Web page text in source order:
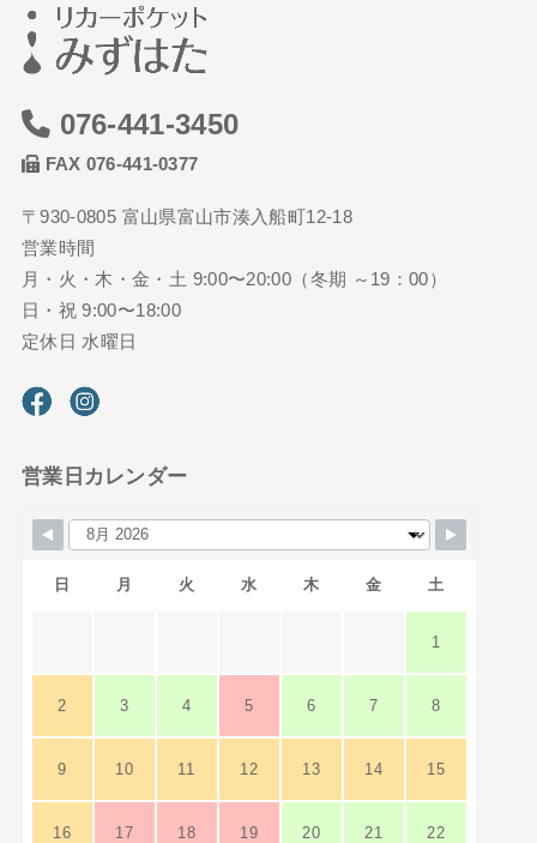
076-441-3450
FAX 076-441-0377
〒930-0805 富山県富山市湊入船町12-18
営業時間
月・火・木・金・土 9:00〜20:00（冬期 ～19：00）
日・祝 9:00〜18:00
定休日 水曜日
営業日カレンダー
日 月 火 水 木 金 土
1
2 3 4 5 6 7 8
9 10 11 12 13 14 15
16 17 18 19 20 21 22